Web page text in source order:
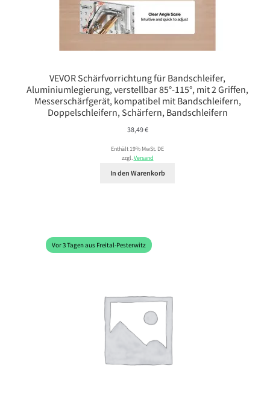
VEVOR Schärfvorrichtung für Bandschleifer,
Aluminiumlegierung, verstellbar 85°-115°, mit 2 Griffen,
Messerschärfgerät, kompatibel mit Bandschleifern,
Doppelschleifern, Schärfern, Bandschleifern
38,49€
Enthält 19% MwSt. DE
zzgl.Versand
In den Warenkorb
Vor 3 Tagen aus Freital-Pesterwitz